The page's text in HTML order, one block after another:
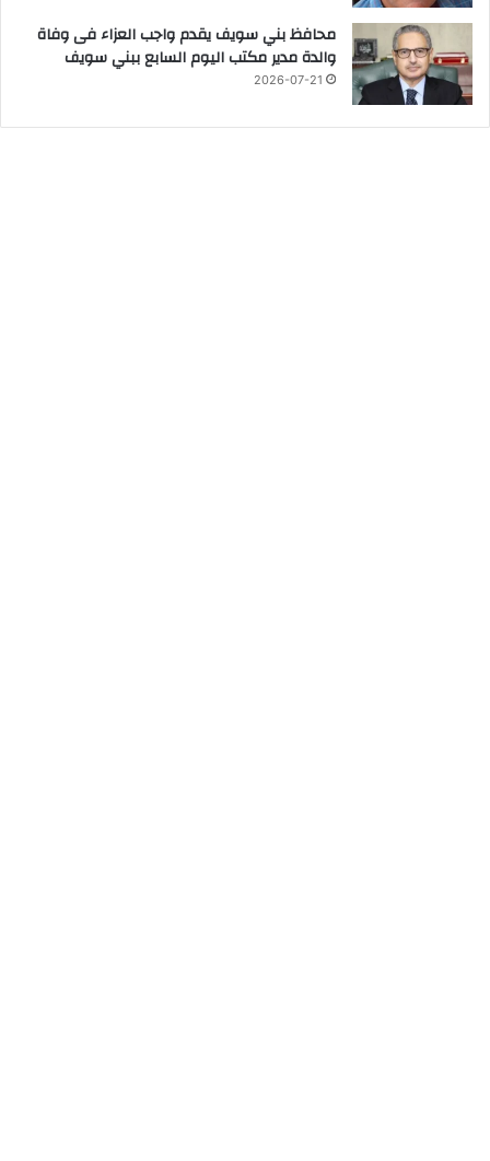
محافظ بني سويف يقدم واجب العزاء فى وفاة
والدة مدير مكتب اليوم السابع ببني سويف
2026-07-21